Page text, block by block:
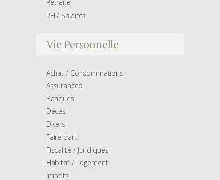
Retraite
RH / Salaires
Vie Personnelle
Achat / Consommations
Assurances
Banques
Décés
Divers
Faire part
Fiscalité / Juridiques
Habitat / Logement
Impôts